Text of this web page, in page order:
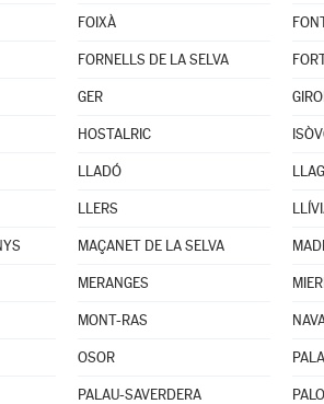
FOIXÀ
FORNELLS DE LA SELVA
GER
HOSTALRIC
LLADÓ
LLERS
MAÇANET DE LA SELVA
MERANGES
MONT-RAS
OSOR
PALAU-SAVERDERA